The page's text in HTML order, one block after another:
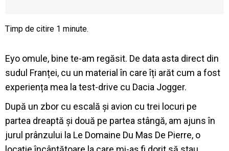
Eyo omule, bine te-am regăsit. De data asta direct din
sudul Franței, cu un material în care îți arăt cum a fost
experiența mea la test-drive cu Dacia Jogger.
După un zbor cu escală și avion cu trei locuri pe
partea dreaptă și două pe partea stângă, am ajuns în
jurul prânzului la Le Domaine Du Mas De Pierre, o